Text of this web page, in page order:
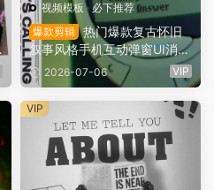
视频模板· 必下推荐
爆款剪辑 热门爆款复古怀旧
叙事风格手机互动弹窗UI消息
界面社交媒体商业故事AE工
程项目文件（15938）
2026-07-06 VIP
VIP